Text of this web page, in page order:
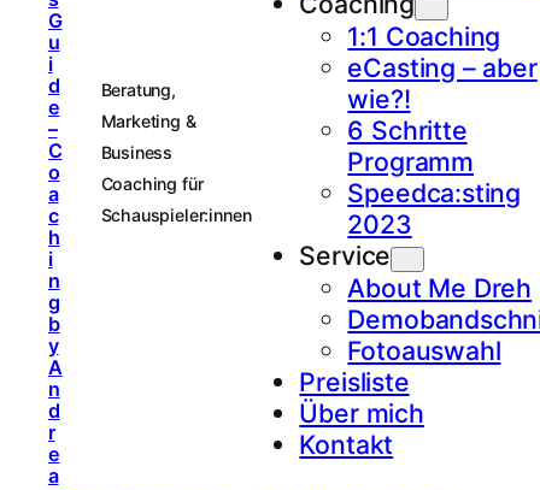
G
u
i
d
e
–
C
o
a
c
h
i
n
g
b
y
A
n
d
r
e
a
Beratung,
Marketing &
Business
Coaching für
Schauspieler:innen
1:1 Coaching
eCasting – aber
wie?!
6 Schritte
Programm
Speedca:sting
2023
Service
About Me Dreh
Fotoauswahl
Preisliste
Über mich
Kontakt